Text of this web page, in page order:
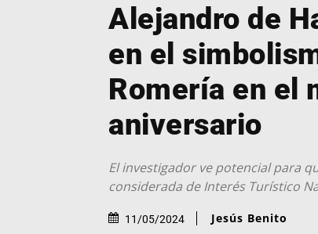
Alejandro de
en el
Romería en el
aniversario
El investigador ve potencial para
considerada de Interés Turístico
11/05/2024 Jesús Benito